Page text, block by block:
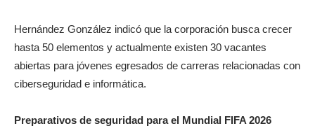
Hernández González indicó que la corporación busca crecer
hasta 50 elementos y actualmente existen 30 vacantes
abiertas para jóvenes egresados de carreras relacionadas con
ciberseguridad e informática.
Preparativos de seguridad para el Mundial FIFA 2026